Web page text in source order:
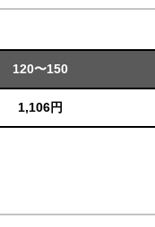
120〜150
1,106円